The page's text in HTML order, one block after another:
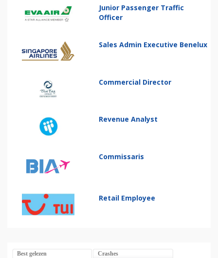
Junior Passenger Traffic
Officer
Sales Admin Executive Benelux
Commercial Director
Revenue Analyst
Commissaris
Retail Employee
Best gelezen Crashes